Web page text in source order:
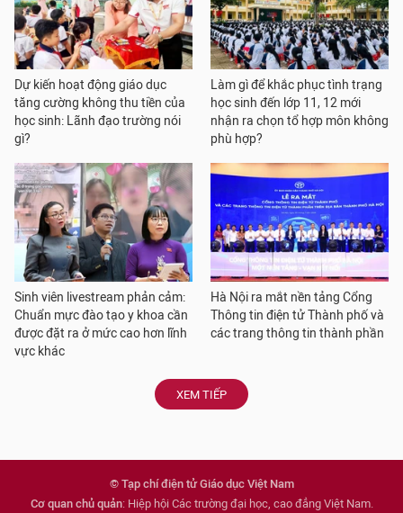
Dự kiến hoạt động giáo dục
tăng cường không thu tiền của
học sinh: Lãnh đạo trường nói
gì?
Làm gì để khắc phục tình trạng
học sinh đến lớp 11, 12 mới
nhận ra chọn tổ hợp môn không
phù hợp?
Sinh viên livestream phản cảm:
Chuẩn mực đào tạo y khoa cần
được đặt ra ở mức cao hơn lĩnh
vực khác
Hà Nội ra mắt nền tảng Cổng
Thông tin điện tử Thành phố và
các trang thông tin thành phần
XEM TIẾP
© Tạp chí điện tử Giáo dục Việt Nam
Cơ quan chủ quản: Hiệp hội Các trường đại học, cao đẳng Việt Nam.